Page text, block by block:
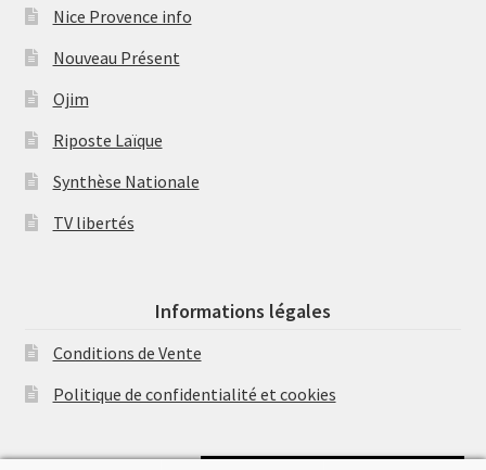
Nice Provence info
Nouveau Présent
Ojim
Riposte Laïque
Synthèse Nationale
TV libertés
Informations légales
Conditions de Vente
Politique de confidentialité et cookies